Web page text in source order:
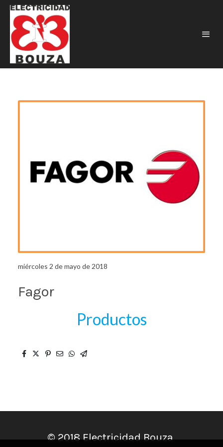
miércoles 2 de mayo de 2018
Fagor
Productos
© 2018 Electricidad Bouza